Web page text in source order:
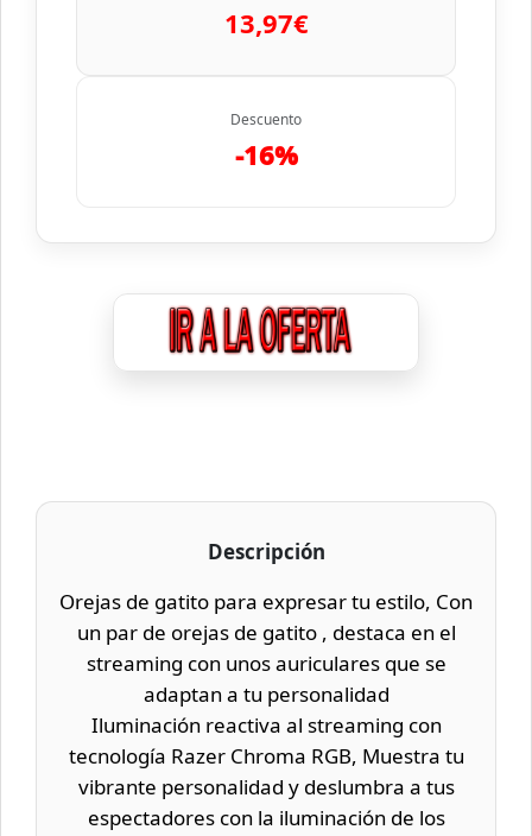
13,97€
Descuento
-16%
Descripción
Orejas de gatito para expresar tu estilo, Con
un par de orejas de gatito , destaca en el
streaming con unos auriculares que se
adaptan a tu personalidad
Iluminación reactiva al streaming con
tecnología Razer Chroma RGB, Muestra tu
vibrante personalidad y deslumbra a tus
espectadores con la iluminación de los